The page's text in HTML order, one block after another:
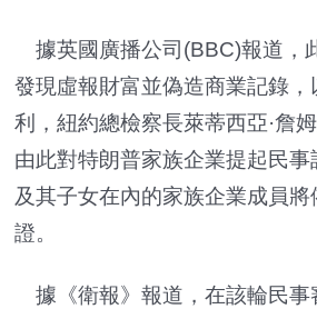
據英國廣播公司(BBC)報道，
發現虛報財富並偽造商業記錄
利，紐約總檢察長萊蒂西亞·詹
由此對特朗普家族企業提起民
及其子女在內的家族企業成員
證。
據《衛報》報道，在該輪民